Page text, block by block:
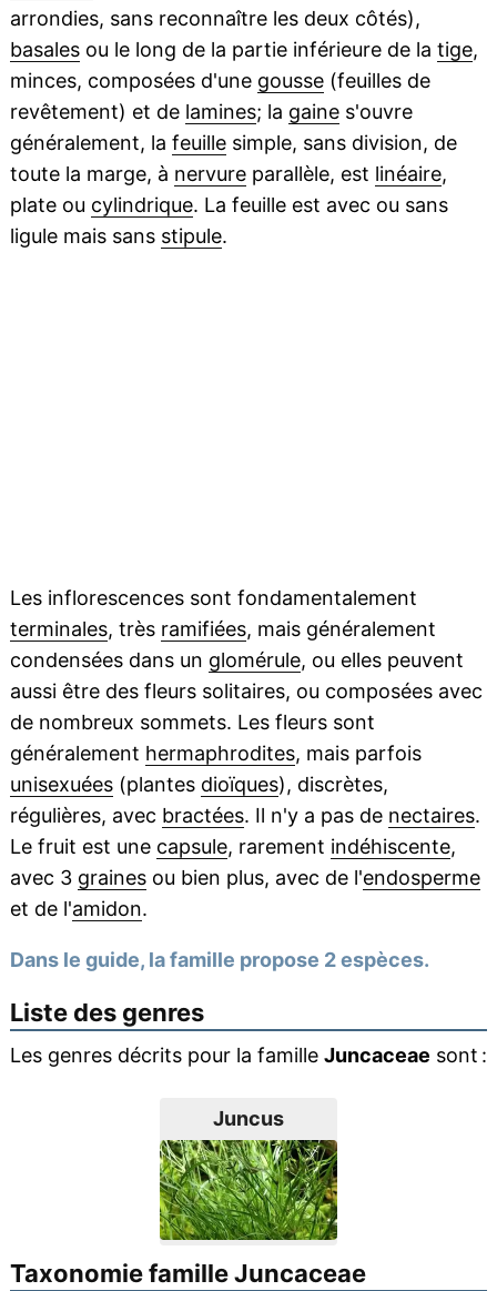
arrondies, sans reconnaître les deux côtés),
basalesou le long de la partie inférieure de la tige,
minces, composées d'une gousse(feuilles de
revêtement) et de lamines; la gaines'ouvre
généralement, la feuillesimple, sans division, de
toute la marge, à nervureparallèle, est linéaire,
plate ou cylindrique. La feuille est avec ou sans
ligule mais sans stipule.
Les inflorescences sont fondamentalement
terminales, très ramifiées, mais généralement
condensées dans un glomérule, ou elles peuvent
aussi être des fleurs solitaires, ou composées avec
de nombreux sommets. Les fleurs sont
généralement hermaphrodites, mais parfois
unisexuées(plantes dioïques), discrètes,
régulières, avec bractées. Il n'y a pas de nectaires.
Le fruit est une capsule, rarement indéhiscente,
avec 3 grainesou bien plus, avec de l'endosperme
et de l'amidon.
Dans le guide, la famille propose 2 espèces.
Liste des genres
Les genres décrits pour la famille Juncaceae sont :
Juncus
Taxonomie famille Juncaceae